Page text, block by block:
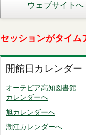
ウェブサイトへ
セッションがタイム
開館日カレンダー
オーテピア高知図書館
カレンダーへ
旭カレンダーへ
潮江カレンダーへ